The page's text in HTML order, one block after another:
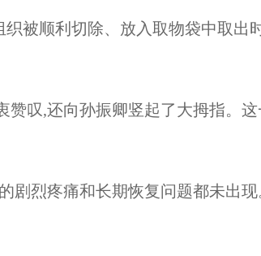
被顺利切除、放入取物袋中取
赞叹,还向孙振卿竖起了大拇指
剧烈疼痛和长期恢复问题都未出